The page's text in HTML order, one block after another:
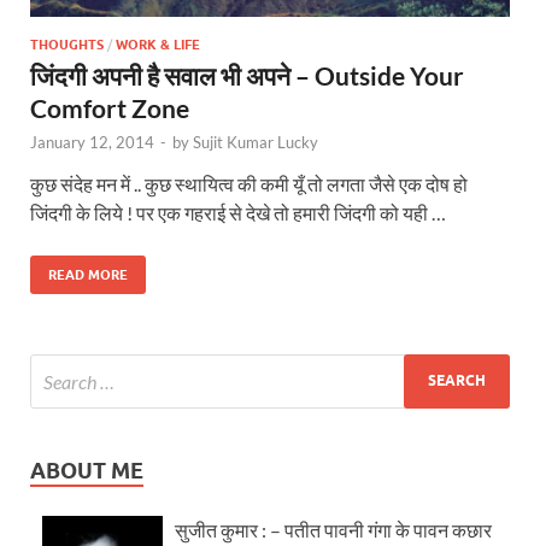
THOUGHTS / WORK & LIFE
जिंदगी अपनी है सवाल भी अपने – Outside Your
Comfort Zone
January 12, 2014 - bySujit Kumar Lucky
कुछ संदेह मन में .. कुछ स्थायित्व की कमी यूँ तो लगता जैसे एक दोष हो
जिंदगी के लिये ! पर एक गहराई से देखे तो हमारी जिंदगी को यही …
READ MORE
ABOUT ME
सुजीत कुमार : – पतीत पावनी गंगा के पावन कछार